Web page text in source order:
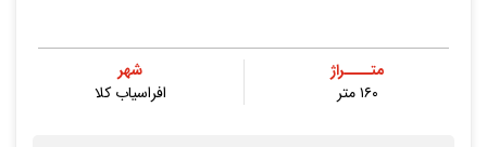
متــــراژ
۱۶۰ متر
شهر
افراسیاب کلا